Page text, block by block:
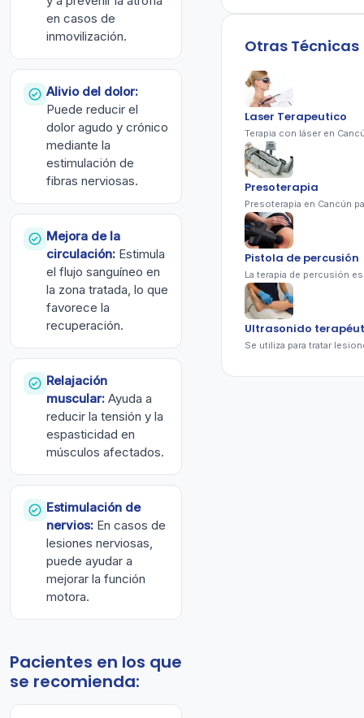
en casos de
inmovilización.
Alivio del dolor:
Puede reducir el
dolor agudo y crónico
mediante la
estimulación de
fibras nerviosas.
Mejora de la
circulación: Estimula
el flujo sanguíneo en
la zona tratada, lo que
favorece la
recuperación.
Relajación
muscular: Ayuda a
reducir la tensión y la
espasticidad en
músculos afectados.
Estimulación de
nervios: En casos de
lesiones nerviosas,
puede ayudar a
mejorar la función
motora.
Pacientes en los que
se recomienda:
Otras Técnicas
Laser Terapeutico
Presoterapia
Pistola de percusión
Ultrasonido